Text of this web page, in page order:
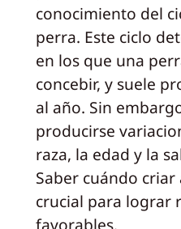
conocimiento del
perra. Este ciclo
en los que una
concebir, y suele
al año. Sin
producirse
raza, la edad y la
Saber cuándo
crucial para lograr
favorables.